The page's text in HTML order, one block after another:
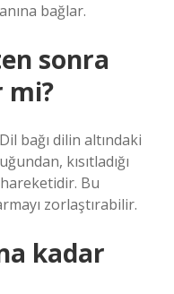
bağlar.
sonra
mi?
bağı dilin altındaki
kısıtladığı
Bu
zorlaştırabilir.
kadar